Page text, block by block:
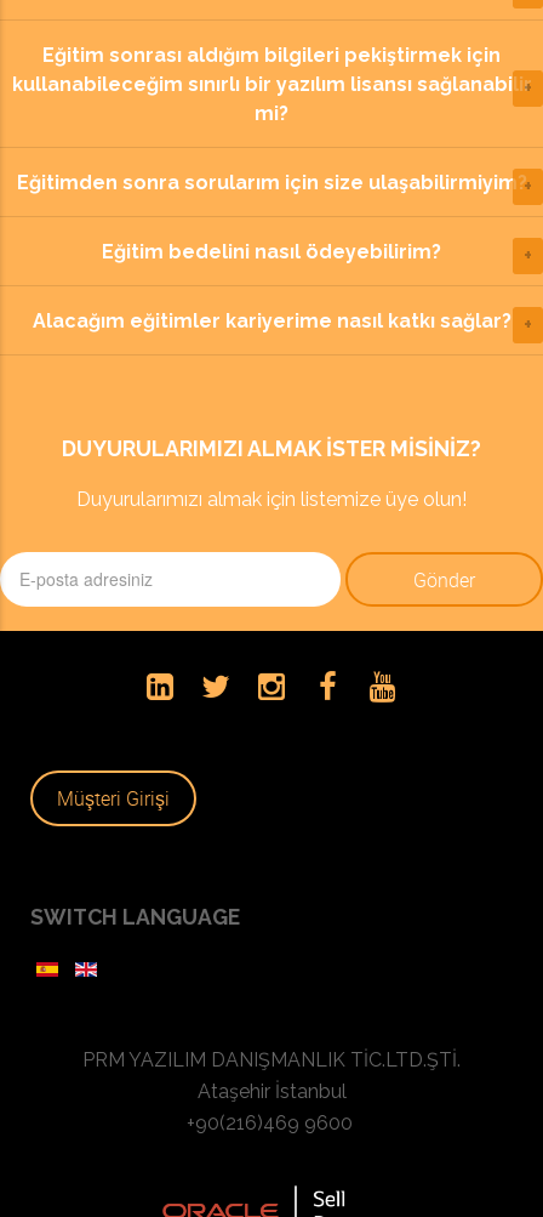
Eğitim sonrası aldığım bilgileri pekiştirmek için
kullanabileceğim sınırlı bir yazılım lisansı sağlanabilir
mi?
Eğitimden sonra sorularım için size ulaşabilirmiyim?
Eğitim bedelini nasıl ödeyebilirim?
Alacağım eğitimler kariyerime nasıl katkı sağlar?
DUYURULARIMIZI ALMAK ISTER MISINIZ?
Duyurularımızı almak için listemize üye olun!
Müşteri Girişi
SWITCH LANGUAGE
PRM YAZILIM DANIŞMANLIK TİC.LTD.ŞTİ.
Ataşehir İstanbul
+90(216)469 9600